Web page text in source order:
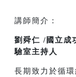
講師簡介：
劉舜仁 /國立成
驗室主持人
長期致力於循